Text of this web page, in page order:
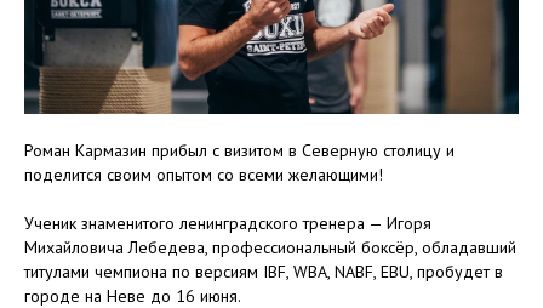
Роман Кармазин прибыл с визитом в Северную столицу и
поделится своим опытом со всеми желающими!
Ученик знаменитого ленинградского тренера — Игоря
Михайловича Лебедева, профессиональный боксёр, обладавший
титулами чемпиона по версиям IBF, WBA, NABF, EBU, пробудет в
городе на Неве до 16 июня.